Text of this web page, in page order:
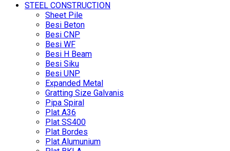
STEEL CONSTRUCTION
Sheet Pile
Besi Beton
Besi CNP
Besi WF
Besi H Beam
Besi Siku
Besi UNP
Expanded Metal
Gratting Size Galvanis
Pipa Spiral
Plat A36
Plat SS400
Plat Bordes
Plat Alumunium